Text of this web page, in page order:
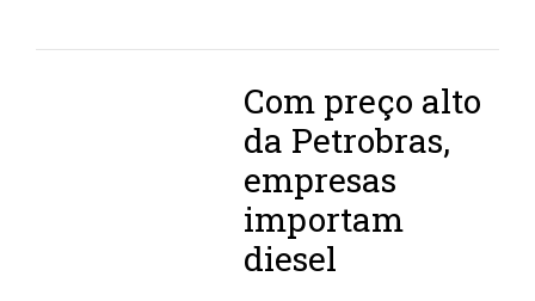
Com preço alto
da Petrobras,
empresas
importam
diesel